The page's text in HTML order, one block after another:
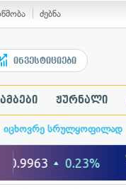
ძებნა
ინვესტიციები
ჟურნალი
იცხოვრე სრულყოფილად